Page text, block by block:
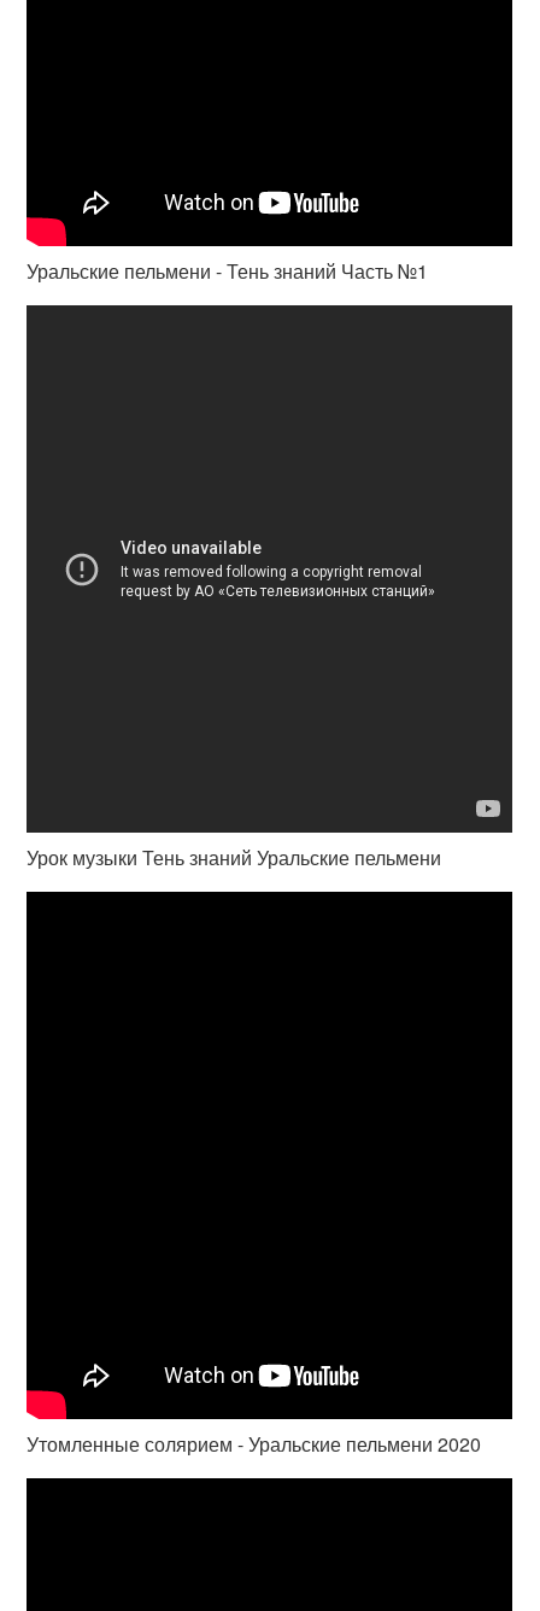
Уральские пельмени - Тень знаний Часть №1
Урок музыки Тень знаний Уральские пельмени
Утомленные солярием - Уральские пельмени 2020